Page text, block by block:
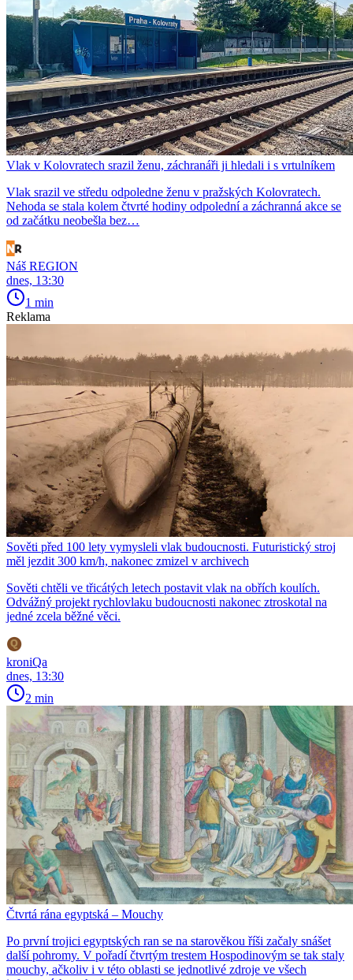
Vlak v Kolovratech srazil ženu, záchranáři ji hledali i s vrtulníkem
Vlak srazil ve středu odpoledne ženu v pražských Kolovratech.
Nehoda se stala kolem čtvrté hodiny odpolední a záchranná akce se
od začátku neobešla bez…
Náš REGION
dnes, 13:30
1 min
Reklama
Sověti před 100 lety vymysleli vlak budoucnosti. Futuristický stroj
měl jezdit 300 km/h, nakonec zmizel v archivech
Sověti chtěli ve třicátých letech postavit vlak na obřích koulích.
Odvážný projekt rychlovlaku budoucnosti nakonec ztroskotal na
jedné zcela běžné věci.
kroniQa
dnes, 13:30
2 min
Čtvrtá rána egyptská – Mouchy
Po první trojici egyptských ran se na starověkou říši začaly snášet
další pohromy. V pořadí čtvrtým trestem Hospodinovým se tak staly
mouchy, ačkoliv i v této oblasti se jednotlivé zdroje ve všech